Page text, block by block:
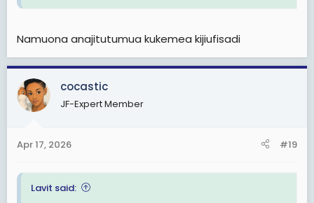
View: https://youtu.be/loQW0ZB_CNI?is=uwkrWcCaIEf1FkEn
Namuona anajitutumua kukemea kijiufisadi
cocastic
JF-Expert Member
Apr 17, 2026 #19
Lavit said: